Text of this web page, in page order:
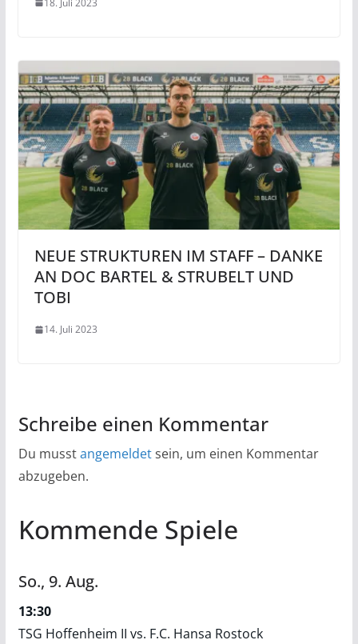
NEUE STRUKTUREN IM STAFF – DANKE
AN DOC BARTEL & STRUBELT UND
TOBI
14. Juli 2023
Schreibe einen Kommentar
Du musstangemeldetsein, um einen Kommentar
abzugeben.
Kommende Spiele
So., 9. Aug.
13:30
TSG Hoffenheim II vs. F.C. Hansa Rostock